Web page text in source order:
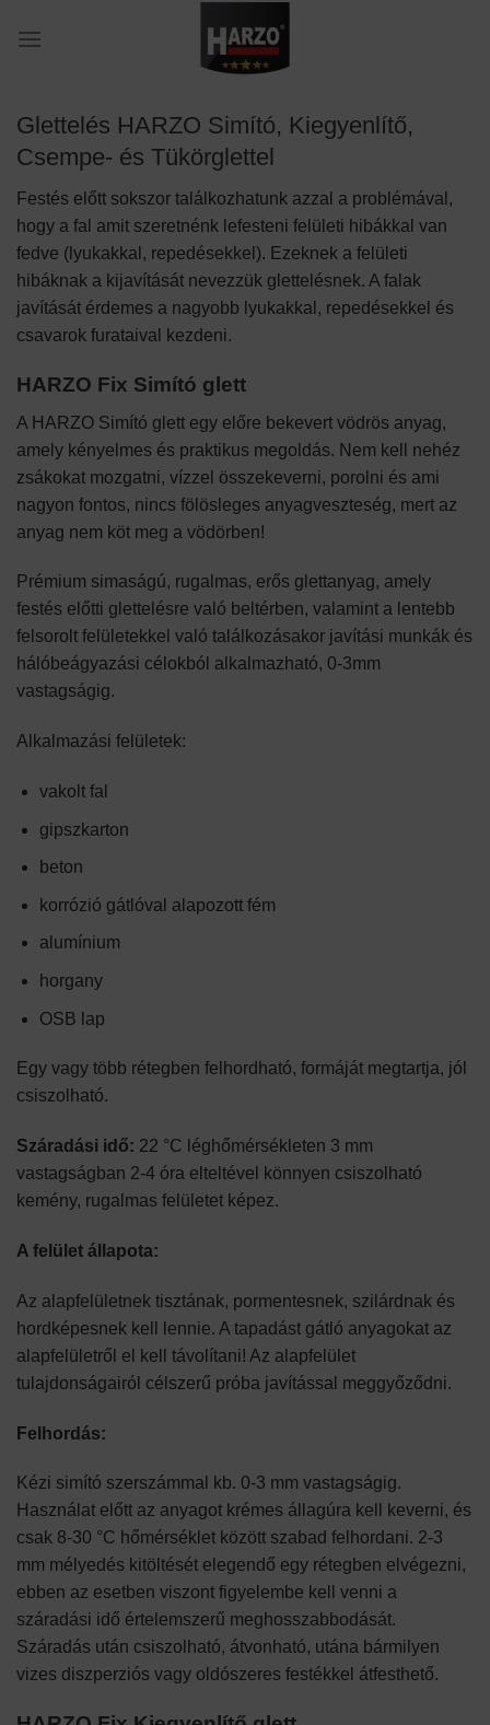
Glettelés HARZO Simító, Kiegyenlítő,
Csempe- és Tükörglettel
Festés előtt sokszor találkozhatunk azzal a problémával,
hogy a fal amit szeretnénk lefesteni felületi hibákkal van
fedve (lyukakkal, repedésekkel). Ezeknek a felületi
hibáknak a kijavítását nevezzük glettelésnek. A falak
javítását érdemes a nagyobb lyukakkal, repedésekkel és
csavarok furataival kezdeni.
HARZO Fix Simító glett
A HARZO Simító glett egy előre bekevert vödrös anyag,
amely kényelmes és praktikus megoldás. Nem kell nehéz
zsákokat mozgatni, vízzel összekeverni, porolni és ami
nagyon fontos, nincs fölösleges anyagveszteség, mert az
anyag nem köt meg a vödörben!
Prémium simaságú, rugalmas, erős glettanyag, amely
festés előtti glettelésre való beltérben, valamint a lentebb
felsorolt felületekkel való találkozásakor javítási munkák és
hálóbeágyazási célokból alkalmazható, 0-3mm
vastagságig.
Alkalmazási felületek:
vakolt fal
gipszkarton
beton
korrózió gátlóval alapozott fém
alumínium
horgany
OSB lap
Egy vagy több rétegben felhordható, formáját megtartja, jól
csiszolható.
Száradási idő: 22 °C léghőmérsékleten 3 mm
vastagságban 2-4 óra elteltével könnyen csiszolható
kemény, rugalmas felületet képez.
A felület állapota:
Az alapfelületnek tisztának, pormentesnek, szilárdnak és
hordképesnek kell lennie. A tapadást gátló anyagokat az
alapfelületről el kell távolítani! Az alapfelület
tulajdonságairól célszerű próba javítással meggyőződni.
Felhordás:
Kézi simító szerszámmal kb. 0-3 mm vastagságig.
Használat előtt az anyagot krémes állagúra kell keverni, és
csak 8-30 °C hőmérséklet között szabad felhordani. 2-3
mm mélyedés kitöltését elegendő egy rétegben elvégezni,
ebben az esetben viszont figyelembe kell venni a
száradási idő értelemszerű meghosszabbodását.
Száradás után csiszolható, átvonható, utána bármilyen
vizes diszperziós vagy oldószeres festékkel átfesthető.